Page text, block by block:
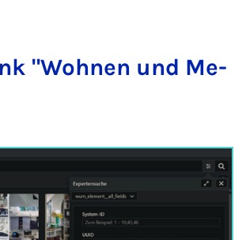
"Woh­nen und Me­